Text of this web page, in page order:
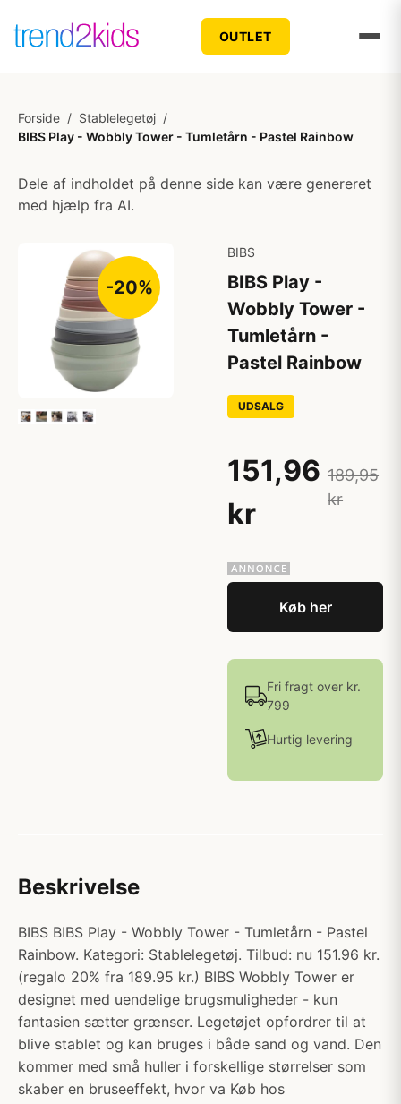
OUTLET
Forside / Stablelegetøj /
BIBS Play - Wobbly Tower - Tumletårn - Pastel Rainbow
Dele af indholdet på denne side kan være genereret
med hjælp fra AI.
-20%
BIBS
BIBS Play -
Wobbly Tower -
Tumletårn -
Pastel Rainbow
UDSALG
151,96
kr
189,95
kr
Køb her
Fri fragt over kr.
799
Hurtig levering
Beskrivelse
BIBS BIBS Play - Wobbly Tower - Tumletårn - Pastel
Rainbow. Kategori: Stablelegetøj. Tilbud: nu 151.96 kr.
(regalo 20% fra 189.95 kr.) BIBS Wobbly Tower er
designet med uendelige brugsmuligheder - kun
fantasien sætter grænser. Legetøjet opfordrer til at
blive stablet og kan bruges i både sand og vand. Den
kommer med små huller i forskellige størrelser som
skaber en bruseeffekt, hvor va Køb hos